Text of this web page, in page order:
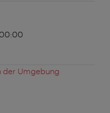
der Umgebung